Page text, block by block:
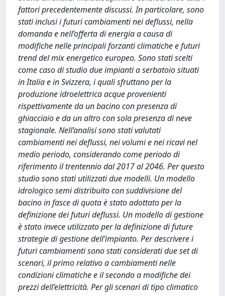
fattori precedentemente discussi. In particolare, sono
stati inclusi i futuri cambiamenti nei deflussi, nella
domanda e nell’offerta di energia a causa di
modifiche nelle principali forzanti climatiche e futuri
trend del mix energetico europeo. Sono stati scelti
come caso di studio due impianti a serbatoio situati
in Italia e in Svizzera, i quali sfruttano per la
produzione idroelettrica acque provenienti
rispettivamente da un bacino con presenza di
ghiacciaio e da un altro con sola presenza di neve
stagionale. Nell’analisi sono stati valutati
cambiamenti nei deflussi, nei volumi e nei ricavi nel
medio periodo, considerando come periodo di
riferimento il trentennio dal 2017 al 2046. Per questo
studio sono stati utilizzati due modelli. Un modello
idrologico semi distribuito con suddivisione del
bacino in fasce di quota è stato adottato per la
definizione dei futuri deflussi. Un modello di gestione
è stato invece utilizzato per la definizione di future
strategie di gestione dell’impianto. Per descrivere i
futuri cambiamenti sono stati considerati due set di
scenari, il primo relativo a cambiamenti nelle
condizioni climatiche e il secondo a modifiche dei
prezzi dell’elettricità. Per gli scenari di tipo climatico